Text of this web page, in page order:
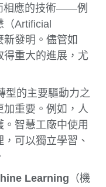
相應的技術——例
（Artificial
發明。儘管如
得重大的進展，尤
型的主要驅動力之
重要。例如，人
智慧工廠中使用
可以獨立學習、
Learning （機